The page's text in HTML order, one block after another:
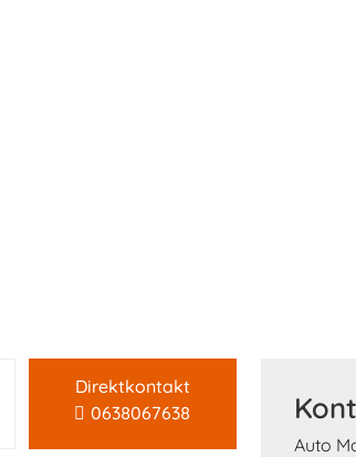
Direktkontakt
0638067638
Auto